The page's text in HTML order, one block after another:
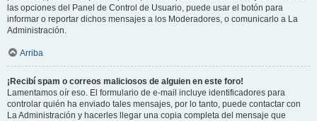
las opciones del Panel de Control de Usuario, puede usar el botón para
informar o reportar dichos mensajes a los Moderadores, o comunicarlo a La
Administración.
Arriba
¡Recibí spam o correos maliciosos de alguien en este foro!
Lamentamos oír eso. El formulario de e-mail incluye identificadores para
controlar quién ha enviado tales mensajes, por lo tanto, puede contactar con
La Administración y hacerles llegar una copia completa del mensaje que